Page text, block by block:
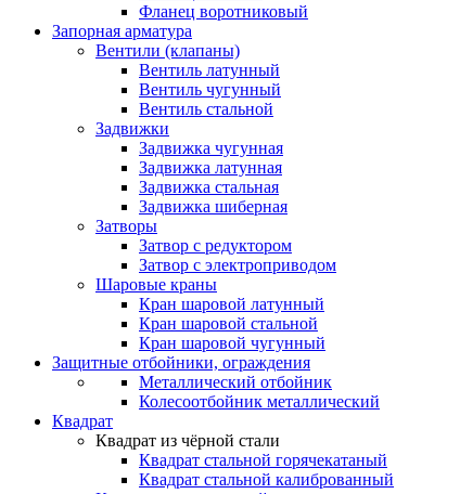
Фланец воротниковый
Запорная арматура
Вентили (клапаны)
Вентиль латунный
Вентиль чугунный
Вентиль стальной
Задвижки
Задвижка чугунная
Задвижка латунная
Задвижка стальная
Задвижка шиберная
Затворы
Затвор с редуктором
Затвор с электроприводом
Шаровые краны
Кран шаровой латунный
Кран шаровой стальной
Кран шаровой чугунный
Защитные отбойники, ограждения
Металлический отбойник
Колесоотбойник металлический
Квадрат
Квадрат из чёрной стали
Квадрат стальной горячекатаный
Квадрат стальной калиброванный